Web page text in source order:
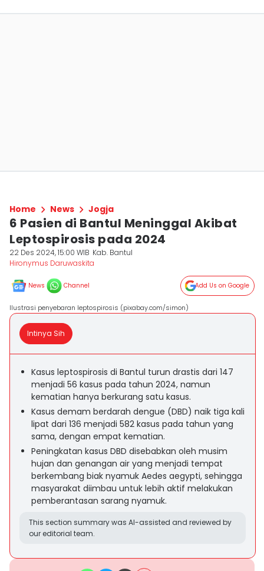
Home News Jogja
6 Pasien di Bantul Meninggal Akibat
Leptospirosis pada 2024
22 Des 2024, 15:00 WIB Kab. Bantul
Hironymus Daruwaskita
News Channel Add Us on Google
Ilustrasi penyebaran leptospirosis (pixabay.com/simon)
Intinya Sih
Kasus leptospirosis di Bantul turun drastis dari 147
menjadi 56 kasus pada tahun 2024, namun
kematian hanya berkurang satu kasus.
Kasus demam berdarah dengue (DBD) naik tiga kali
lipat dari 136 menjadi 582 kasus pada tahun yang
sama, dengan empat kematian.
Peningkatan kasus DBD disebabkan oleh musim
hujan dan genangan air yang menjadi tempat
berkembang biak nyamuk Aedes aegypti, sehingga
masyarakat diimbau untuk lebih aktif melakukan
pemberantasan sarang nyamuk.
This section summary was AI-assisted and reviewed by
our editorial team.